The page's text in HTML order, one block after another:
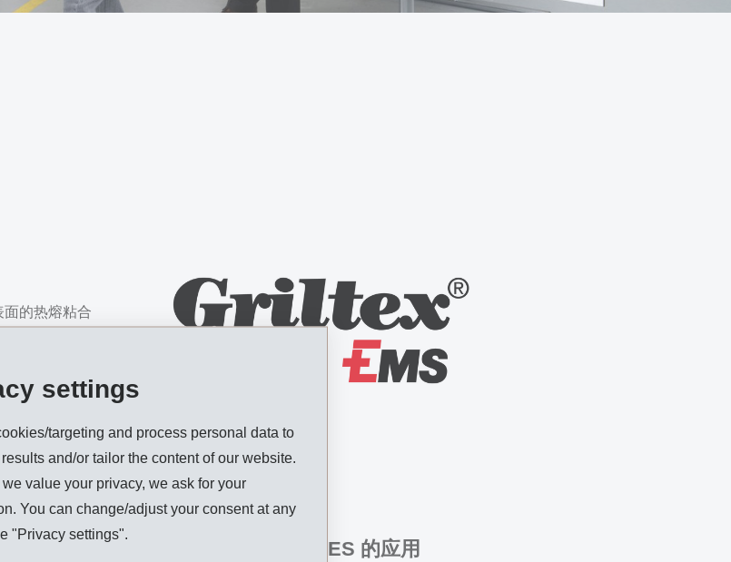
settings
targeting and process personal data to
and/or tailor the content of our website.
value your privacy, we ask for your
You can change/adjust your consent at any
"Privacy settings".
的热熔粘合
提供各种专
同时保持了
性能。
金属粘接 – Griltex® ES 的应用